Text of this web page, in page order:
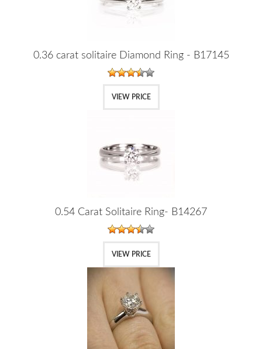
0.36 carat solitaire Diamond Ring - B17145
VIEW PRICE
0.54 Carat Solitaire Ring- B14267
VIEW PRICE